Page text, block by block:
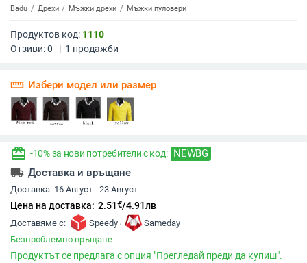
Badu Дрехи Мъжки дрехи Мъжки пуловери
Продуктов код: 1110
Отзиви:0 | 1 продажби
straighten Избери модел или размер
redeem -10% за нови потребители с код: NEWBG
local_shipping Доставка и връщане
Доставка: 16 Август - 23 Август
Цена на доставка: 2.51€/4.91лв
Доставяме с: Speedy ,
Sameday
Безпроблемно връщане
Продуктът се предлага с опция "Прегледай преди да купиш".